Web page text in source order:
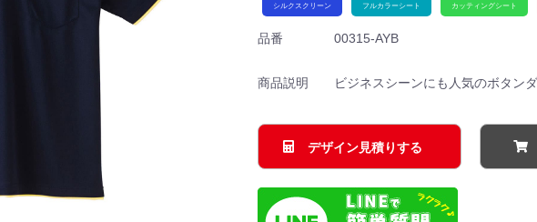
シルクスクリーン フルカラーシート カッティングシート
品番 00315-AYB
商品説明 ビジネスシーンにも人気のボタン
デザイン見積りする